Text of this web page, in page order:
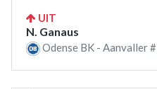
UIT
N. Ganaus
Odense BK - Aanvaller #